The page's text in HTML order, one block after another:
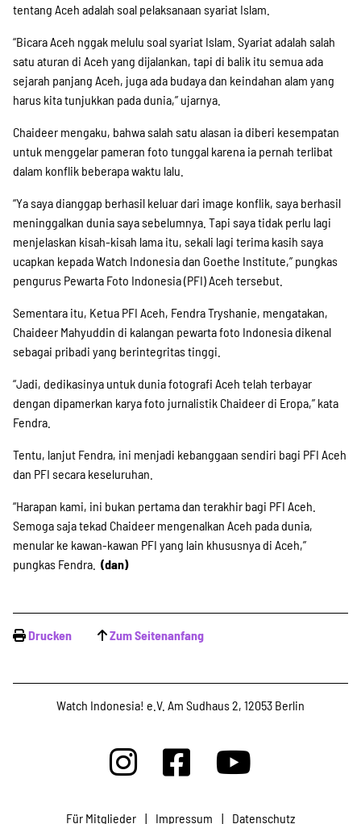
tentang Aceh adalah soal pelaksanaan syariat Islam.
“Bicara Aceh nggak melulu soal syariat Islam. Syariat adalah salah
satu aturan di Aceh yang dijalankan, tapi di balik itu semua ada
sejarah panjang Aceh, juga ada budaya dan keindahan alam yang
harus kita tunjukkan pada dunia,” ujarnya.
Chaideer mengaku, bahwa salah satu alasan ia diberi kesempatan
untuk menggelar pameran foto tunggal karena ia pernah terlibat
dalam konflik beberapa waktu lalu.
“Ya saya dianggap berhasil keluar dari image konflik, saya berhasil
meninggalkan dunia saya sebelumnya. Tapi saya tidak perlu lagi
menjelaskan kisah-kisah lama itu, sekali lagi terima kasih saya
ucapkan kepada Watch Indonesia dan Goethe Institute,” pungkas
pengurus Pewarta Foto Indonesia (PFI) Aceh tersebut.
Sementara itu, Ketua PFI Aceh, Fendra Tryshanie, mengatakan,
Chaideer Mahyuddin di kalangan pewarta foto Indonesia dikenal
sebagai pribadi yang berintegritas tinggi.
“Jadi, dedikasinya untuk dunia fotografi Aceh telah terbayar
dengan dipamerkan karya foto jurnalistik Chaideer di Eropa,” kata
Fendra.
Tentu, lanjut Fendra, ini menjadi kebanggaan sendiri bagi PFI Aceh
dan PFI secara keseluruhan.
“Harapan kami, ini bukan pertama dan terakhir bagi PFI Aceh.
Semoga saja tekad Chaideer mengenalkan Aceh pada dunia,
menular ke kawan-kawan PFI yang lain khususnya di Aceh,”
pungkas Fendra. (dan)
Drucken Zum Seitenanfang
Watch Indonesia! e.V. Am Sudhaus 2, 12053 Berlin
Für Mitglieder | Impressum | Datenschutz